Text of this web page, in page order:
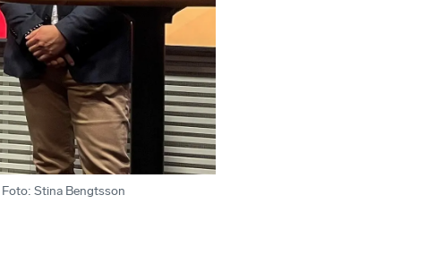
Foto: Stina Bengtsson